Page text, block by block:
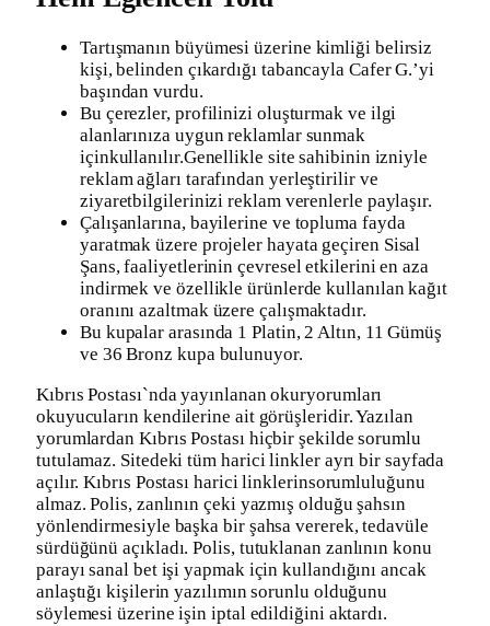
Tartışmanın büyümesi üzerine kimliği belirsiz
kişi, belinden çıkardığı tabancayla Cafer G.’yi
başından vurdu.
Bu çerezler, profilinizi oluşturmak ve ilgi
alanlarınıza uygun reklamlar sunmak
içinkullanılır.Genellikle site sahibinin izniyle
reklam ağları tarafından yerleştirilir ve
ziyaretbilgilerinizi reklam verenlerle paylaşır.
Çalışanlarına, bayilerine ve topluma fayda
yaratmak üzere projeler hayata geçiren Sisal
Şans, faaliyetlerinin çevresel etkilerini en aza
indirmek ve özellikle ürünlerde kullanılan kağıt
oranını azaltmak üzere çalışmaktadır.
Bu kupalar arasında 1 Platin, 2 Altın, 11 Gümüş
ve 36 Bronz kupa bulunuyor.
Kıbrıs Postası`nda yayınlanan okuryorumları
okuyucuların kendilerine ait görüşleridir. Yazılan
yorumlardan Kıbrıs Postası hiçbir şekilde sorumlu
tutulamaz. Sitedeki tüm harici linkler ayrı bir sayfada
açılır. Kıbrıs Postası harici linklerinsorumluluğunu
almaz. Polis, zanlının çeki yazmış olduğu şahsın
yönlendirmesiyle başka bir şahsa vererek, tedavüle
sürdüğünü açıkladı. Polis, tutuklanan zanlının konu
parayı sanal bet işi yapmak için kullandığını ancak
anlaştığı kişilerin yazılımın sorunlu olduğunu
söylemesi üzerine işin iptal edildiğini aktardı.